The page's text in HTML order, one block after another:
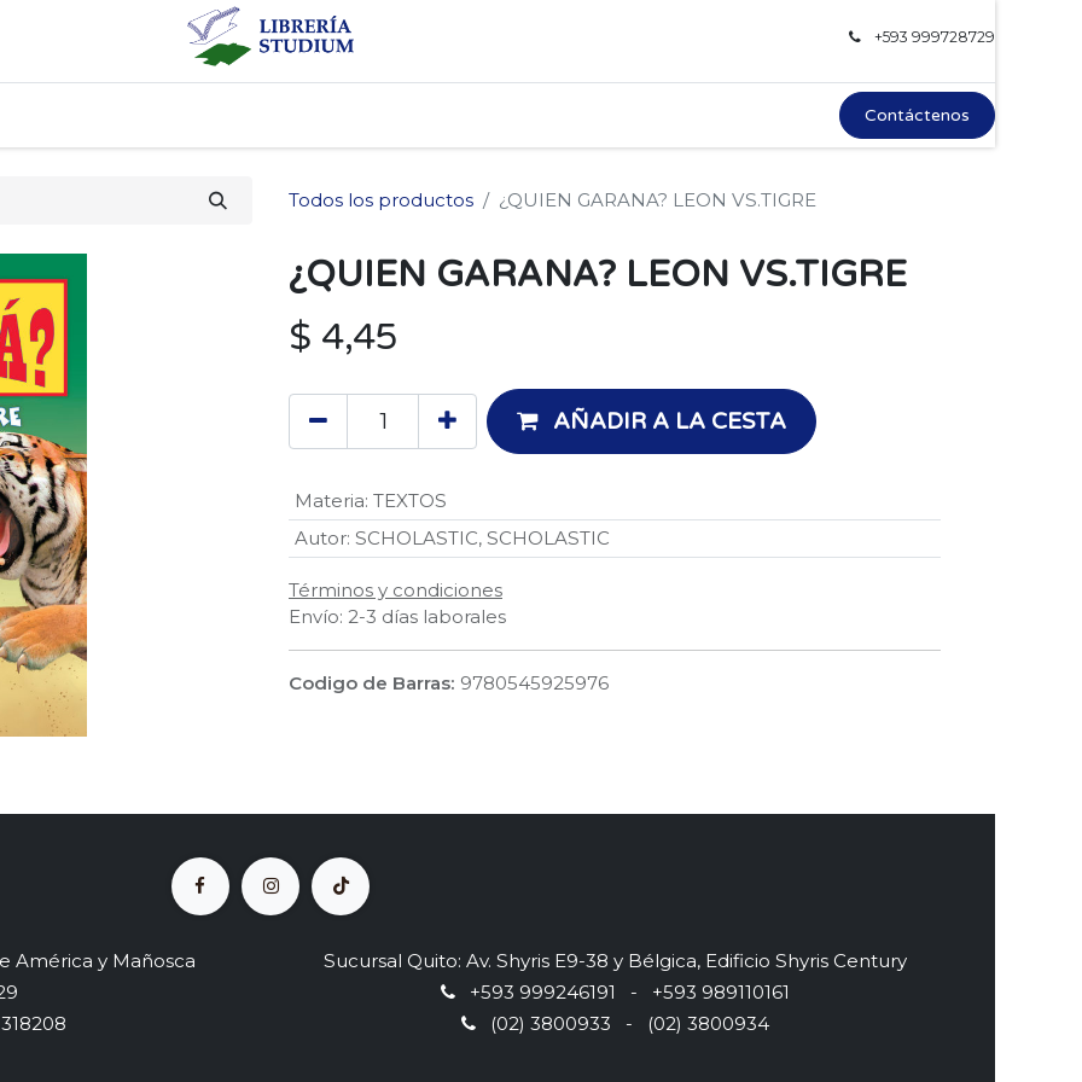
+593 999728729
Contáctenos
Todos los productos ¿QUIEN GARANA? LEON VS.TIGRE
¿QUIEN GARANA? LEON VS.TIGRE
$ 4,45
AÑADIR A LA CESTA
Materia: TEXTOS
Autor: SCHOLASTIC, SCHOLASTIC
Términos y condiciones
Envío: 2-3 días laborales
Codigo de Barras: 9780545925976
América y Mañosca
Sucursal Quito: Av. Shyris E9-38 y Bélgica, Edificio Shyris Century
+593 999246191 - +593 989110161
(02) 3800933 - (02) 3800934